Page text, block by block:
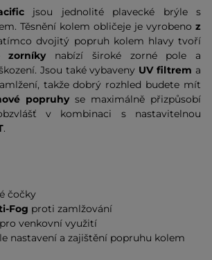
jsou jednolité plavecké brýle s
Těsnění kolem obličeje je vyrobeno z
dvojitý popruh kolem hlavy tvoří
zorníkynabízí široké zorné pole a
Jsou také vybaveny UV filtrem a
takže dobrý rozhled budete mít
popruhyse maximálně přizpůsobí
v kombinaci s nastavitelnou
.
čočky
Fog proti zamlžování
venkovní využití
nastavení a zajištění popruhu kolem